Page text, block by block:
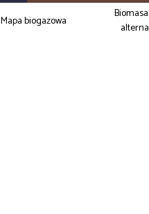
Mapa biogazowa